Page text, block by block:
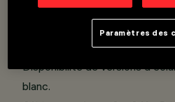
Réflecteur en matière
protection contre les
élevé et à grand confort visuel.
Disponibilité de versions
blanc.
Paramètres des